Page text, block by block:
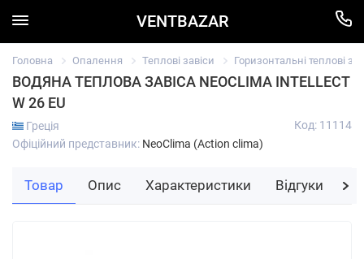
VENTBAZAR
Головна Опалення Теплові завіси Горизонтальні теплові
ВОДЯНА ТЕПЛОВА ЗАВІСА NEOCLIMA INTELLECT
W 26 EU
Греція
Офіційний представник: NeoClima (Action clima)
Код: 11114
Товар Опис Характеристики Відгуки